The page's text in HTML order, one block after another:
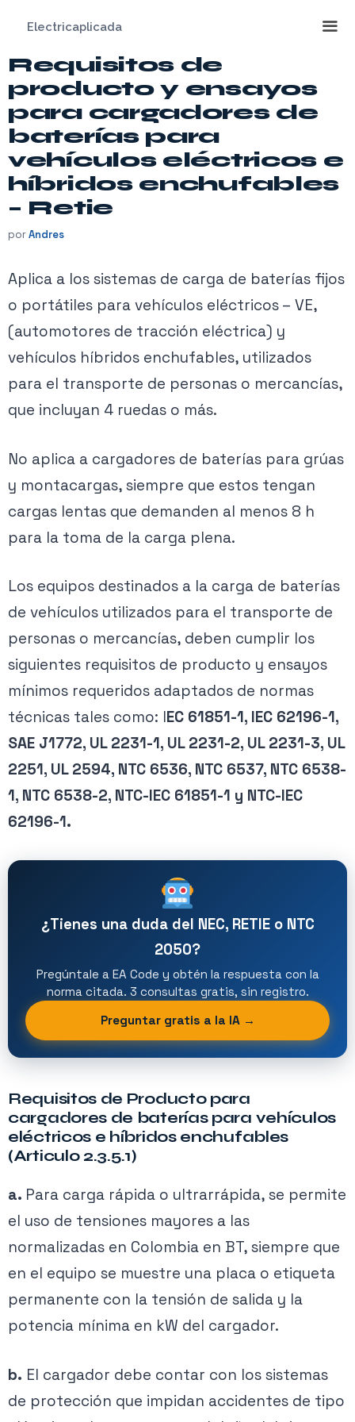
contenido
Electricaplicada
Requisitos de
producto y ensayos
para cargadores de
baterías para
vehículos eléctricos e
híbridos enchufables
– Retie
porAndres
Aplica a los sistemas de carga de baterías fijos
o portátiles para vehículos eléctricos – VE,
(automotores de tracción eléctrica) y
vehículos híbridos enchufables, utilizados
para el transporte de personas o mercancías,
que incluyan 4 ruedas o más.
No aplica a cargadores de baterías para grúas
y montacargas, siempre que estos tengan
cargas lentas que demanden al menos 8 h
para la toma de la carga plena.
Los equipos destinados a la carga de baterías
de vehículos utilizados para el transporte de
personas o mercancías, deben cumplir los
siguientes requisitos de producto y ensayos
mínimos requeridos adaptados de normas
técnicas tales como: IEC 61851-1, IEC 62196-1,
SAE J1772, UL 2231-1, UL 2231-2, UL 2231-3, UL
2251, UL 2594, NTC 6536, NTC 6537, NTC 6538-
1, NTC 6538-2, NTC-IEC 61851-1 y NTC-IEC
62196-1.
¿Tienes una duda del NEC, RETIE o NTC
2050?
Pregúntale a EA Code y obtén la respuesta con la
norma citada. 3 consultas gratis, sin registro.
Preguntar gratis a la IA →
Requisitos de Producto para
cargadores de baterías para vehículos
eléctricos e híbridos enchufables
(Articulo 2.3.5.1)
a. Para carga rápida o ultrarrápida, se permite
el uso de tensiones mayores a las
normalizadas en Colombia en BT, siempre que
en el equipo se muestre una placa o etiqueta
permanente con la tensión de salida y la
potencia mínima en kW del cargador.
b. El cargador debe contar con los sistemas
de protección que impidan accidentes de tipo